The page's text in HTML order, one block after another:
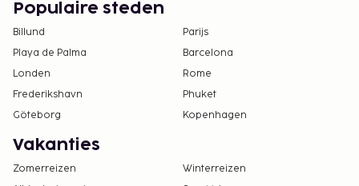
Populaire steden
Billund
Parijs
Playa de Palma
Barcelona
Londen
Rome
Frederikshavn
Phuket
Göteborg
Kopenhagen
Vakanties
Zomerreizen
Winterreizen